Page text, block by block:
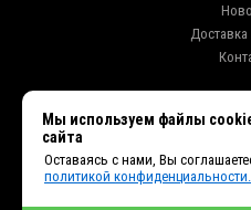
+7 (914) 010-76-83, 8
+7 (950) 075-85-99 -
Мы используем файлы
сайта
Оставаясь с нами, Вы
политикой конфиденциальности.